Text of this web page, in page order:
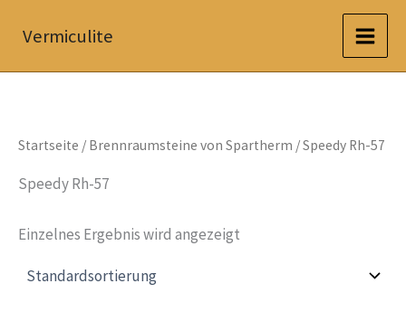
InhaltVermiculite
Startseite / Brennraumsteine von Spartherm / Speedy Rh-57
Speedy Rh-57
Einzelnes Ergebnis wird angezeigt